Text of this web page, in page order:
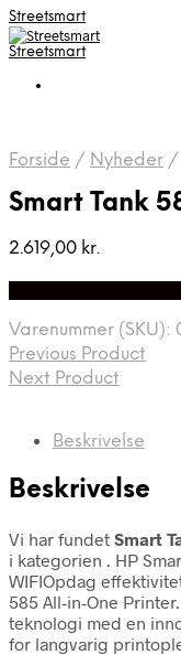
Streetsmart
Streetsmart
Forside / Nyheder /
Smart Tank
2.619,00 kr.
Varenummer (SKU):
Previous Product
Next Product
Beskrivelse
Beskrivelse
Vi har fundet Smart
i kategorien . HP
WIFIOpdag
585 All-in-One
teknologi med en
for langvarig